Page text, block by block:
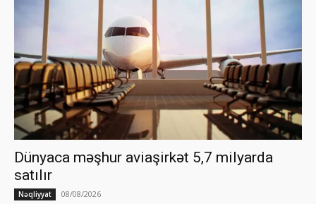
Dünyaca məşhur aviaşirkət 5,7 milyarda
satılır
Nəqliyyat 08/08/2026